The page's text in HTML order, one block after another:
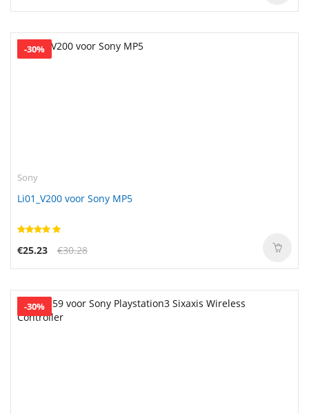
-30%
Sony
Li01_V200 voor Sony MP5
€25.23 €30.28
-30%